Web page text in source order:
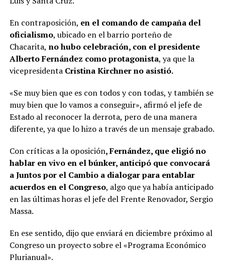
En contraposición, en el comando de campaña del
oficialismo, ubicado en el barrio porteño de
Chacarita, no hubo celebración, con el presidente
Alberto Fernández como protagonista, ya que la
vicepresidenta Cristina Kirchner no asistió.
«Se muy bien que es con todos y con todas, y también se
muy bien que lo vamos a conseguir», afirmó el jefe de
Estado al reconocer la derrota, pero de una manera
diferente, ya que lo hizo a través de un mensaje grabado.
Con críticas a la oposición, Fernández, que eligió no
hablar en vivo en el búnker, anticipó que convocará
a Juntos por el Cambio a dialogar para entablar
acuerdos en el Congreso, algo que ya había anticipado
en las últimas horas el jefe del Frente Renovador, Sergio
Massa.
En ese sentido, dijo que enviará en diciembre próximo al
Congreso un proyecto sobre el «Programa Económico
Plurianual».